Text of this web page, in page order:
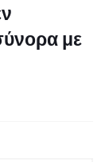
με